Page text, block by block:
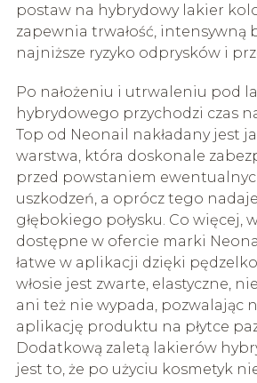
postaw na hybrydowy lakier
zapewnia trwałość, intensywną
najniższe ryzyko odprysków i
Po nałożeniu i utrwaleniu pod
hybrydowego przychodzi czas
Top od Neonail nakładany jest
warstwa, która doskonale
przed powstaniem
uszkodzeń, a oprócz tego
głębokiego połysku. Co więcej,
dostępne w ofercie marki
łatwe w aplikacji dzięki
włosie jest zwarte, elastyczne,
ani też nie wypada, pozwalając
aplikację produktu na płytce
Dodatkową zaletą lakierów
jest to, że po użyciu kosmetyk